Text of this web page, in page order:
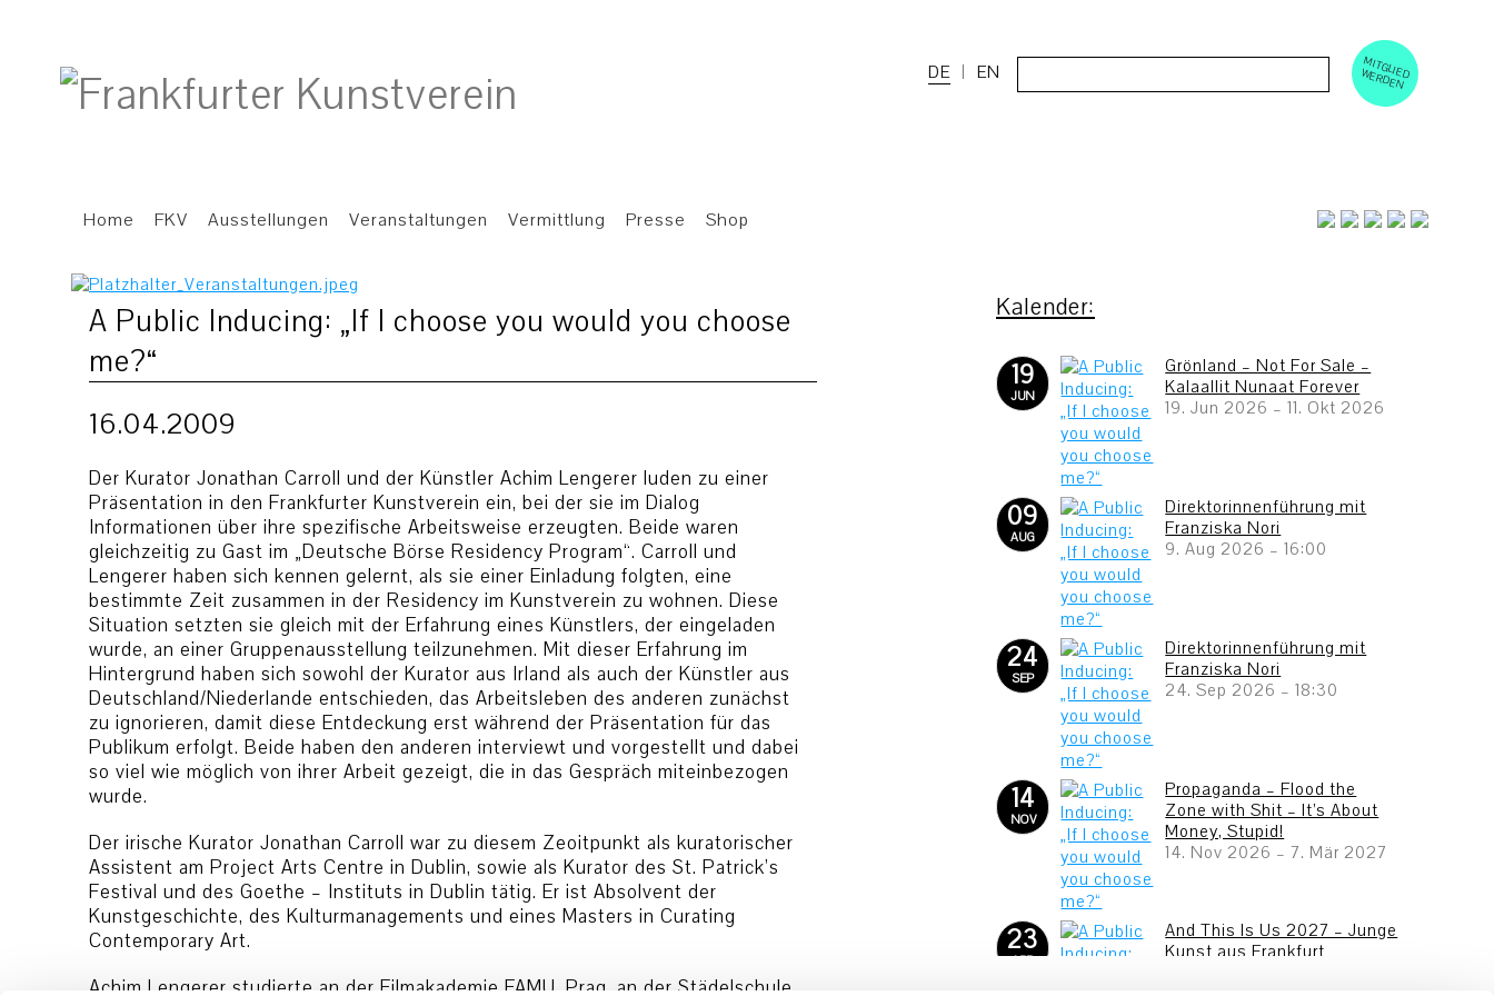
M
ITGLIED W
ERD
EN
DE EN
Home FKV Ausstellungen Veranstaltungen Vermittlung Presse Shop
A Public Inducing: „If I choose you would you choose
me?“
16.04.2009
Der Kurator Jonathan Carroll und der Künstler Achim Lengerer luden zu einer
Präsentation in den Frankfurter Kunstverein ein, bei der sie im Dialog
Informationen über ihre spezifische Arbeitsweise erzeugten. Beide waren
gleichzeitig zu Gast im „Deutsche Börse Residency Program“. Carroll und
Lengerer haben sich kennen gelernt, als sie einer Einladung folgten, eine
bestimmte Zeit zusammen in der Residency im Kunstverein zu wohnen. Diese
Situation setzten sie gleich mit der Erfahrung eines Künstlers, der eingeladen
wurde, an einer Gruppenausstellung teilzunehmen. Mit dieser Erfahrung im
Hintergrund haben sich sowohl der Kurator aus Irland als auch der Künstler aus
Deutschland/Niederlande entschieden, das Arbeitsleben des anderen zunächst
zu ignorieren, damit diese Entdeckung erst während der Präsentation für das
Publikum erfolgt. Beide haben den anderen interviewt und vorgestellt und dabei
so viel wie möglich von ihrer Arbeit gezeigt, die in das Gespräch miteinbezogen
wurde.
Der irische Kurator Jonathan Carroll war zu diesem Zeoitpunkt als kuratorischer
Assistent am Project Arts Centre in Dublin, sowie als Kurator des St. Patrick’s
Festival und des Goethe – Instituts in Dublin tätig. Er ist Absolvent der
Kunstgeschichte, des Kulturmanagements und eines Masters in Curating
Contemporary Art.
Achim Lengerer studierte an der Filmakademie FAMU, Prag, an der Städelschule,
19
JUN
Grönland – Not For Sale –
Kalaallit Nunaat Forever
19. Jun 2026 –11. Okt 2026
09
AUG
Direktorinnenführung mit
Franziska Nori
9. Aug 2026 –16:00
24
SEP
Direktorinnenführung mit
Franziska Nori
24. Sep 2026 –18:30
14
NOV
Propaganda – Flood the
Zone with Shit – It’s About
Money, Stupid!
14. Nov 2026 –7. Mär 2027
23
APR
And This Is Us 2027 – Junge
Kunst aus Frankfurt